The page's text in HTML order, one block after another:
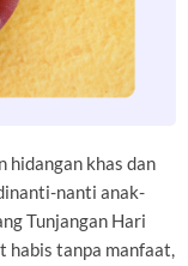
hidangan khas dan
nanti anak-
Tunjangan Hari
habis tanpa manfaat,